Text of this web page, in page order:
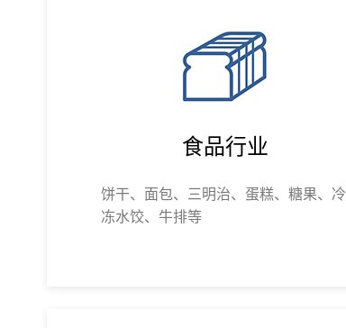
食品行业
饼干、面包、三明治、蛋糕、糖果、冷
冻水饺、牛排等